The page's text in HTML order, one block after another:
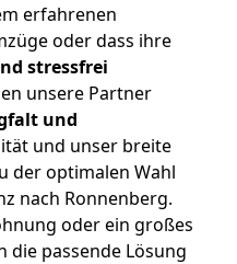
erfahrenen
oder dass ihre
stressfrei
unsere Partner
und
und unser breite
der optimalen Wahl
nach Ronnenberg.
oder ein großes
die passende Lösung